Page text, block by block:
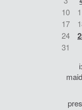
10
17
24
31